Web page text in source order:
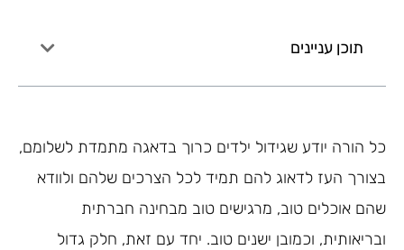
תוכן עניינים
כל הורה יודע שגידול ילדים כרוך בדאגה מתמדת לשלומם,
בצורך העז לדאוג להם תמיד לכל הצרכים שלהם ולוודא
שהם אוכלים טוב, מרגישים טוב מבחינה חברתית
ובריאותית, וכמובן ישנים טוב. יחד עם זאת, חלק גדול